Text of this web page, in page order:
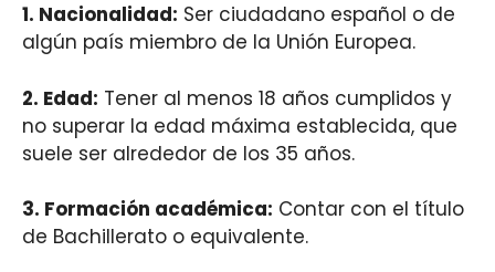
1. Nacionalidad: Ser ciudadano español o de
algún país miembro de la Unión Europea.
2. Edad: Tener al menos 18 años cumplidos y
no superar la edad máxima establecida, que
suele ser alrededor de los 35 años.
3. Formación académica: Contar con el título
de Bachillerato o equivalente.